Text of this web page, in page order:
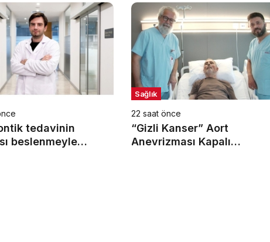
tedavinin
beslenmeyle
Sağlık
22 saat önce
“Gizli Kanser” Aort
Anevrizması Kapalı